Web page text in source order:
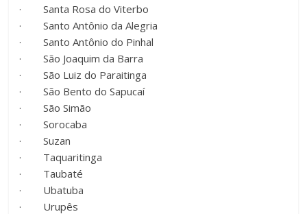
· Santa Rosa do Viterbo
· Santo Antônio da Alegria
· Santo Antônio do Pinhal
· São Joaquim da Barra
· São Luiz do Paraitinga
· São Bento do Sapucaí
· São Simão
· Sorocaba
· Suzan
· Taquaritinga
· Taubaté
· Ubatuba
· Urupês